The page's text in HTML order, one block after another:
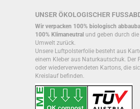
UNSER ÖKOLOGISCHER
Wir verpacken 100% biologisch
100% Klimaneutral und geben durch
Umwelt zurück.
Unsere Luftpolsterfolie besteht aus
einem Kleber aus Naturkautschuk.
oder wiederverwendeten Kartons, die
Kreislauf befinden.